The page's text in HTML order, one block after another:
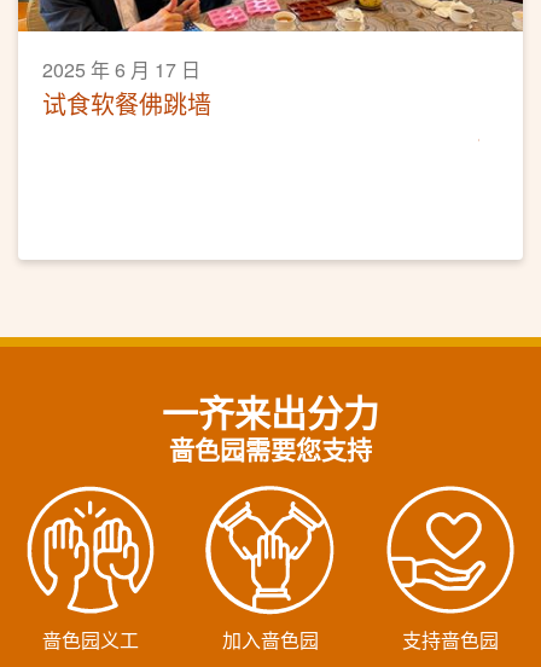
2025 年 6 月 17 日
试食软餐佛跳墙
一齐来出分力
啬色园需要您支持
啬色园义工 加入啬色园 支持啬色园